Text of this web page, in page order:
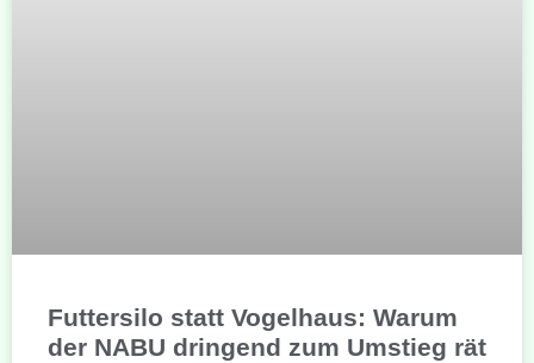
Futtersilo statt Vogelhaus: Warum
der NABU dringend zum Umstieg rät